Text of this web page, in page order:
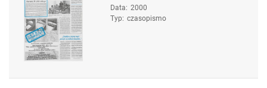
Tarnowskie Azoty : tygodnik Zakładów
Azotowych im. Feliksa Dzierżyńskiego
w Tarnowie. 1983, nr 22
Tarnowskie Azoty : tygodnik Zakładów
Data: 2000
Typ: czasopismo